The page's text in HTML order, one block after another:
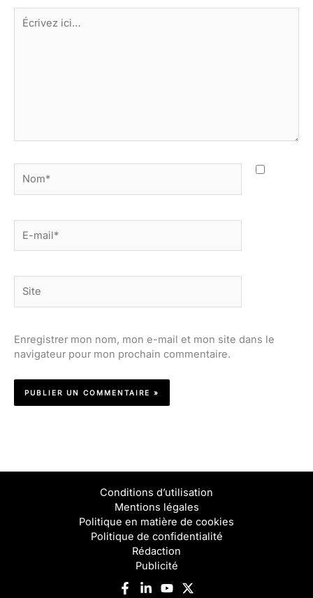
Écrivez
ici…
mail*
Enregistrer mon nom, mon e-mail et mon site dans le
navigateur pour mon prochain commentaire.
Conditions d’utilisation
Mentions légales
Politique en matière de cookies
Politique de confidentialité
Rédaction
Publicité